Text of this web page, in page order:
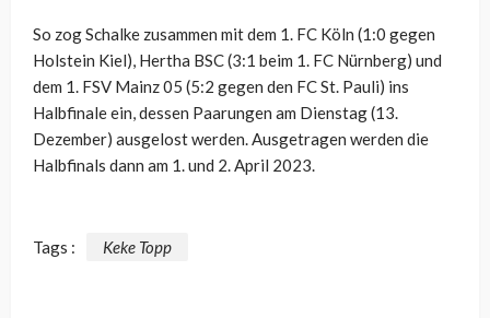
So zog Schalke zusammen mit dem 1. FC Köln (1:0 gegen
Holstein Kiel), Hertha BSC (3:1 beim 1. FC Nürnberg) und
dem 1. FSV Mainz 05 (5:2 gegen den FC St. Pauli) ins
Halbfinale ein, dessen Paarungen am Dienstag (13.
Dezember) ausgelost werden. Ausgetragen werden die
Halbfinals dann am 1. und 2. April 2023.
Tags : Keke Topp